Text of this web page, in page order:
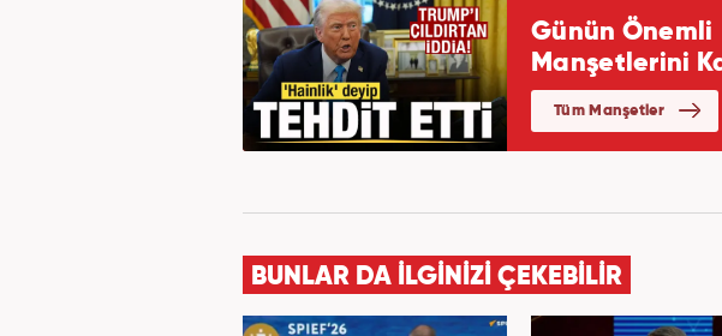
BUNLAR DA İLGİNİZİ ÇEKEBİLİR